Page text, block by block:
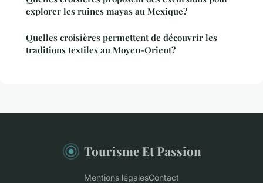
explorer les ruines mayas au Mexique?
Quelles croisières permettent de découvrir les
traditions textiles au Moyen-Orient?
Tourisme Et Passion
Mentions légalesContact